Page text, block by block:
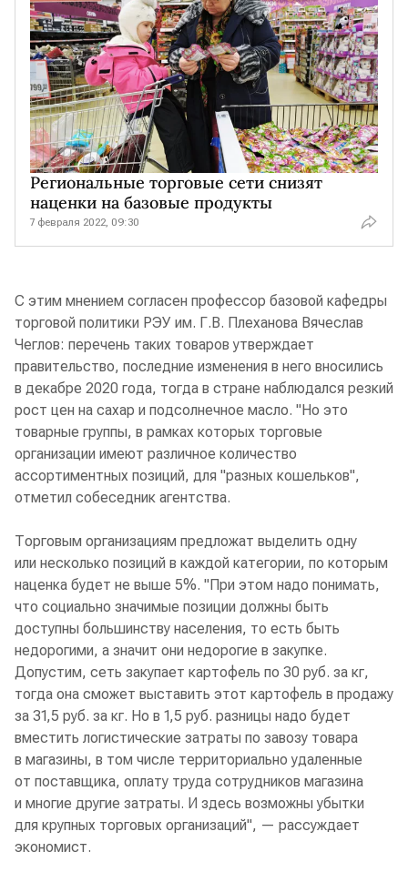
Региональные торговые сети снизят
наценки на базовые продукты
7 февраля 2022, 09:30
С этим мнением согласен профессор базовой кафедры
торговой политики РЭУ им. Г.В. Плеханова Вячеслав
Чеглов: перечень таких товаров утверждает
правительство, последние изменения в него вносились
в декабре 2020 года, тогда в стране наблюдался резкий
рост цен на сахар и подсолнечное масло. "Но это
товарные группы, в рамках которых торговые
организации имеют различное количество
ассортиментных позиций, для "разных кошельков",
отметил собеседник агентства.
Торговым организациям предложат выделить одну
или несколько позиций в каждой категории, по которым
наценка будет не выше 5%. "При этом надо понимать,
что социально значимые позиции должны быть
доступны большинству населения, то есть быть
недорогими, а значит они недорогие в закупке.
Допустим, сеть закупает картофель по 30 руб. за кг,
тогда она сможет выставить этот картофель в продажу
за 31,5 руб. за кг. Но в 1,5 руб. разницы надо будет
вместить логистические затраты по завозу товара
в магазины, в том числе территориально удаленные
от поставщика, оплату труда сотрудников магазина
и многие другие затраты. И здесь возможны убытки
для крупных торговых организаций", — рассуждает
экономист.